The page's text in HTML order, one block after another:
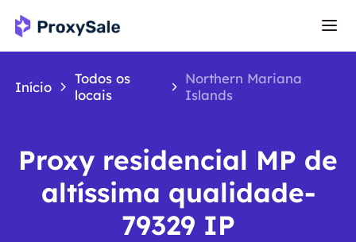
Início
Todos os
locais
Northern Mariana
Islands
Proxy residencial MP de
altíssima qualidade-
79329 IP